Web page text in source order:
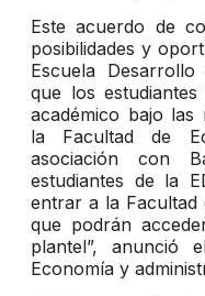
Este acuerdo de
posibilidades y
Escuela
que los
académico bajo las
la Facultad de
asociación con
estudiantes de la
entrar a la Facultad
que podrán
plantel”, anunció
Economía y